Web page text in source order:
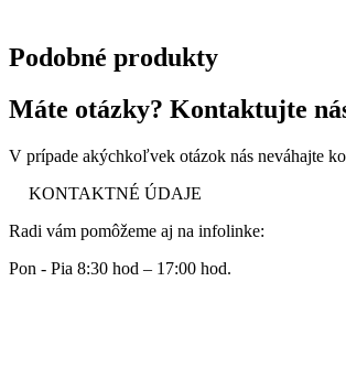
Podobné produkty
Máte otázky? Kontaktujte
V prípade akýchkoľvek otázok nás neváhajte
KONTAKTNÉ ÚDAJE
Radi vám pomôžeme aj na infolinke:
Pon - Pia 8:30 hod – 17:00 hod.